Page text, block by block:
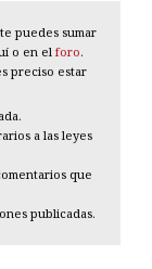
puedes sumar
o en el foro.
preciso estar
a las leyes
que
publicadas.